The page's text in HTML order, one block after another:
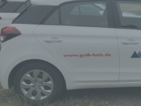
Verarbeitung
Daten in einer
Hinzuziehung
Informationen
spezifischen
zugeordnet